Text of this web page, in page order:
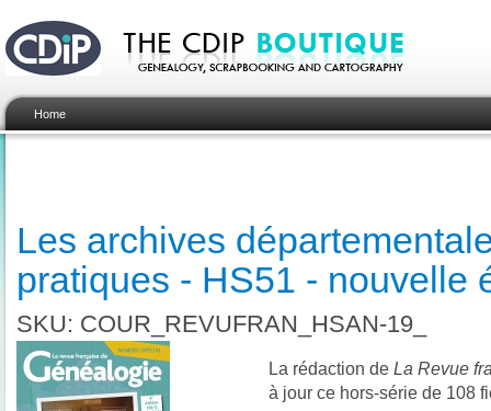
Home
Les archives
pratiques - HS51 - nouvelle
SKU: COUR_REVUFRAN_HSAN-19_
La rédaction de La Revue
à jour ce hors-série de 108